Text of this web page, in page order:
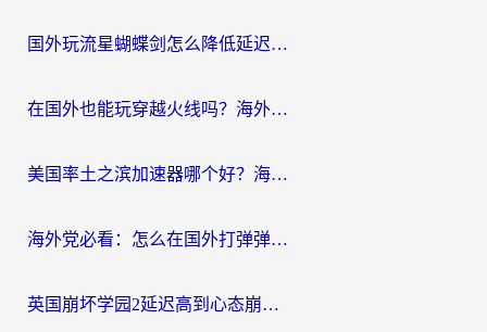
国外玩流星蝴蝶剑怎么降低延迟？海外党必看的加速秘籍（含欧洲鸣潮&彩虹岛优化攻略）
在国外也能玩穿越火线吗？海外玩家国服游戏畅玩终极指南
美国率土之滨加速器哪个好？海外党国服游戏畅玩终极指南（附多游戏解决方案）
海外党必看：怎么在国外打弹弹堂不卡？番茄加速器亲测指南
英国崩坏学园2延迟高到心态崩？海外党国服游戏加速终极指南